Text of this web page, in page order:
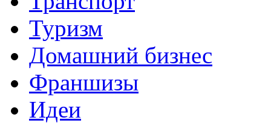
Туризм
Домашний бизнес
Франшизы
Идеи